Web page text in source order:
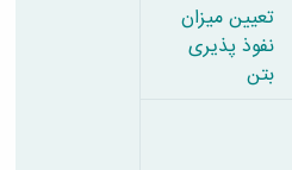
تعیین میزان
نفوذ پذیری
بتن